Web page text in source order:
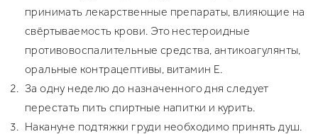
принимать лекарственные препараты, влияющие на
свёртываемость крови. Это нестероидные
противовоспалительные средства, антикоагулянты,
оральные контрацептивы, витамин Е.
За одну неделю до назначенного дня следует
перестать пить спиртные напитки и курить.
Накануне подтяжки груди необходимо принять душ.